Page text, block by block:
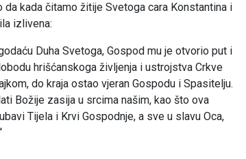
kada čitamo žitije Svetoga cara Konstantina i
izlivena:
Duha Svetoga, Gospod mu je otvorio put i
hrišćanskoga življenja i ustrojstva Crkve
do kraja ostao vjeran Gospodu i Spasitelju.
Božije zasija u srcima našim, kao što ova
Tijela i Krvi Gospodnje, a sve u slavu Oca,